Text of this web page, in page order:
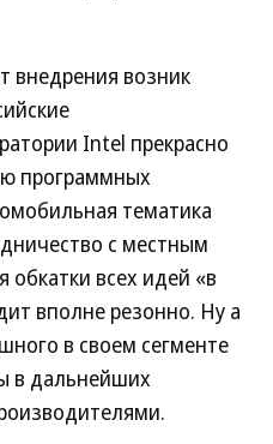
внедрения возник
Intel прекрасно
программных
тематика
с местным
всех идей «в
вполне резонно. Ну а
в своем сегменте
в дальнейших